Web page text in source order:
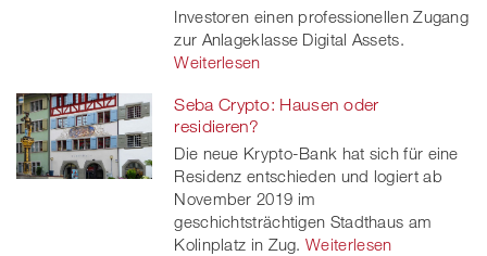
Investoren einen professionellen Zugang
zur Anlageklasse Digital Assets.
Weiterlesen
Seba Crypto: Hausen oder
residieren?
Die neue Krypto-Bank hat sich für eine
Residenz entschieden und logiert ab
November 2019 im
geschichtsträchtigen Stadthaus am
Kolinplatz in Zug. Weiterlesen